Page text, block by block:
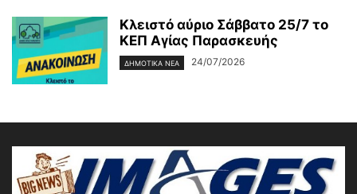
Κλειστό αύριο Σάββατο 25/7 το
ΚΕΠ Αγίας Παρασκευής
ΔΗΜΟΤΙΚΑ ΝΕΑ 24/07/2026